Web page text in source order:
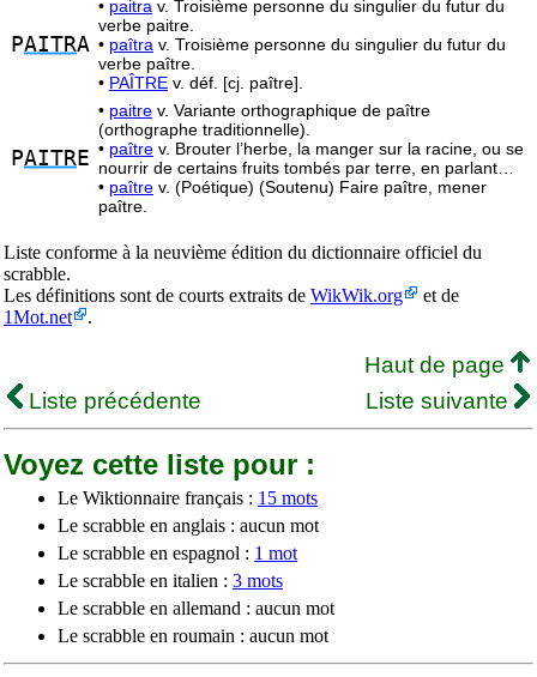
PAITRA
• paitra v. Troisième personne du singulier du futur du
verbe paitre.
• paîtra v. Troisième personne du singulier du futur du
verbe paître.
• PAÎTRE v. déf. [cj. paître].
PAITRE
• paitre v. Variante orthographique de paître
(orthographe traditionnelle).
• paître v. Brouter l’herbe, la manger sur la racine, ou se
nourrir de certains fruits tombés par terre, en parlant…
• paître v. (Poétique) (Soutenu) Faire paître, mener
paître.
Liste conforme à la neuvième édition du dictionnaire officiel du
scrabble.
Les définitions sont de courts extraits de WikWik.org
et de
1Mot.net
.
Haut de page
Liste précédente
Liste suivante
Voyez cette liste pour :
Le Wiktionnaire français : 15 mots
Le scrabble en anglais : aucun mot
Le scrabble en espagnol : 1 mot
Le scrabble en italien : 3 mots
Le scrabble en allemand : aucun mot
Le scrabble en roumain : aucun mot